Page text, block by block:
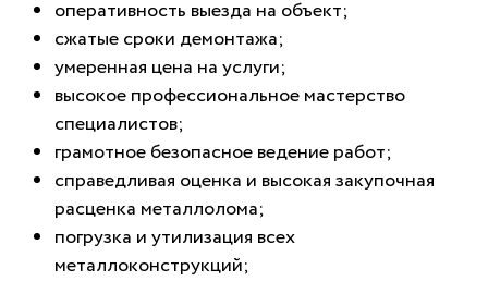
оперативность выезда на объект;
сжатые сроки демонтажа;
умеренная цена на услуги;
высокое профессиональное мастерство
специалистов;
грамотное безопасное ведение работ;
справедливая оценка и высокая закупочная
расценка металлолома;
погрузка и утилизация всех
металлоконструкций;